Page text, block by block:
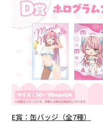
E賞：缶バッジ（全7種）